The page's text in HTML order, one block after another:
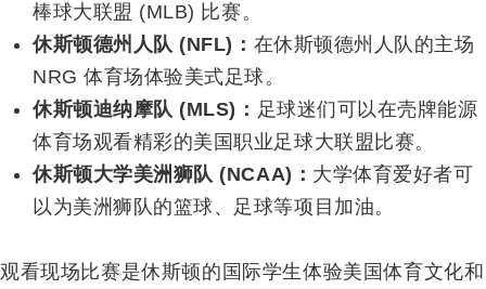
棒球大联盟 (MLB) 比赛。
休斯顿德州人队 (NFL)： 在休斯顿德州人队的主场
NRG 体育场体验美式足球。
休斯顿迪纳摩队 (MLS)： 足球迷们可以在壳牌能源
体育场观看精彩的美国职业足球大联盟比赛。
休斯顿大学美洲狮队 (NCAA)： 大学体育爱好者可
以为美洲狮队的篮球、足球等项目加油。
观看现场比赛是休斯顿的国际学生体验美国体育文化和